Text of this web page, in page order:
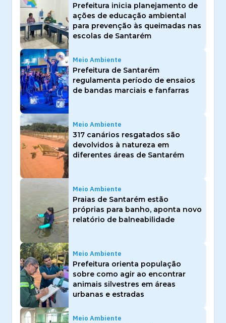
Prefeitura inicia planejamento de
ações de educação ambiental
para prevenção às queimadas nas
escolas de Santarém
Meio Ambiente
Prefeitura de Santarém
regulamenta período de ensaios
de bandas marciais e fanfarras
Meio Ambiente
317 canários resgatados são
devolvidos à natureza em
diferentes áreas de Santarém
Meio Ambiente
Praias de Santarém estão
próprias para banho, aponta novo
relatório de balneabilidade
Meio Ambiente
Prefeitura orienta população
sobre como agir ao encontrar
animais silvestres em áreas
urbanas e estradas
Meio Ambiente